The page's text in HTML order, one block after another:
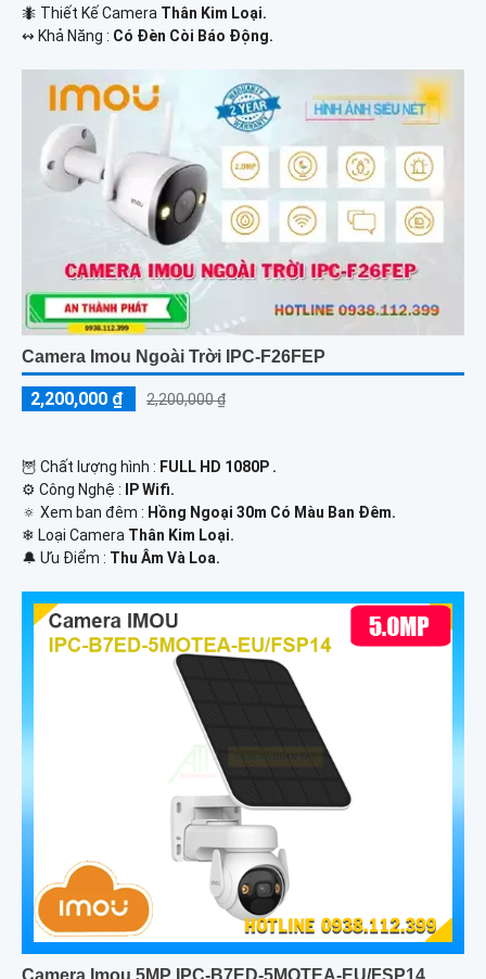
🐜 Thiết Kế Camera Thân Kim Loại.
️↭ Khả Năng : Có Đèn Còi Báo Động.
Camera Imou Ngoài Trời IPC-F26FEP
2,200,000 ₫ 2,200,000 ₫
🦉 Chất lượng hình : FULL HD 1080P .
⚙ Công Nghệ :
IP Wifi.
🔅 Xem ban đêm : Hồng Ngoại 30m Có Màu Ban Đêm.
❄ Loại Camera Thân Kim Loại.
️🔔 Ưu Điểm : Thu Âm Và Loa.
Camera Imou 5MP IPC-B7ED-5MOTEA-EU/FSP14